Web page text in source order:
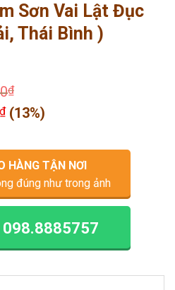
Sơn Vai Lật Đục
Thái Bình )
₫
₫ (13%)
HÀNG TẬN NƠI
đúng như trong ảnh
098.8885757